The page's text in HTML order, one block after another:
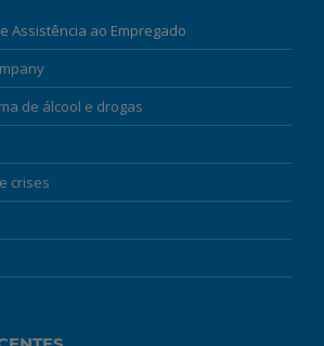
Assistência ao Empregado
de álcool e drogas
crises